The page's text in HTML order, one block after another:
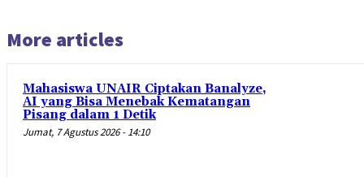
More articles
Mahasiswa UNAIR Ciptakan Banalyze,
AI yang Bisa Menebak Kematangan
Pisang dalam 1 Detik
Jumat, 7 Agustus 2026 - 14:10